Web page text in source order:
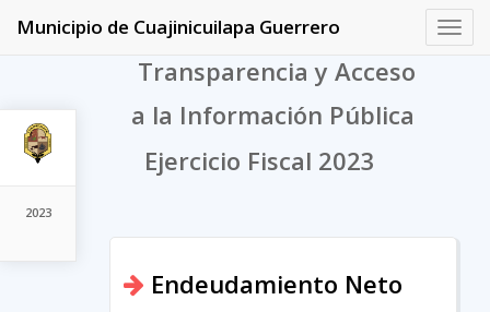
2023
Municipio de Cuajinicuilapa Guerrero
Transparencia y Acceso
a la Información Pública
Ejercicio Fiscal 2023
Endeudamiento Neto